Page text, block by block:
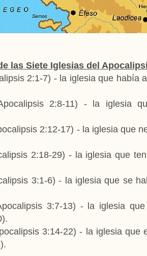
las Siete Iglesias del
2:1-7) - la iglesia que había
2:8-11) - la iglesia
2:12-17) - la iglesia que
2:18-29) - la iglesia que
3:1-6) - la iglesia que se
3:7-13) - la iglesia
3:14-22) - la iglesia que